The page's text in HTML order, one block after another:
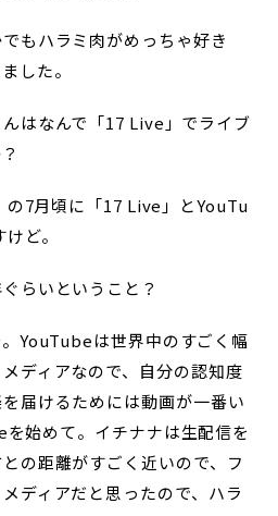
もハラミ肉がめっちゃ好き
した。
はなんで「17 Live」でライブ
の7月頃に「17 Live」とYouTu
ど。
らいということ？
YouTubeは世界中のすごく幅
ディアなので、自分の認知度
届けるためには動画が一番い
始めて。イチナナは生配信を
の距離がすごく近いので、フ
ディアだと思ったので、ハラ